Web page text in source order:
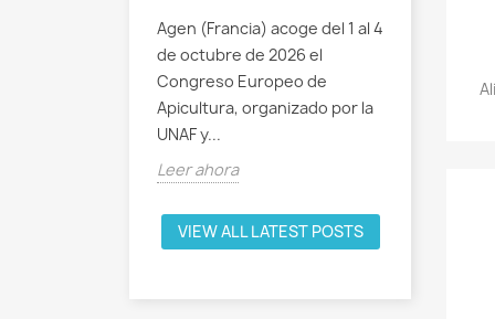
Agen (Francia) acoge del 1 al 4
de octubre de 2026 el
Congreso Europeo de
Apicultura, organizado por la
UNAF y...
Leer ahora
VIEW ALL LATEST POSTS